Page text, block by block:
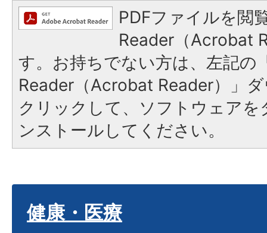
PDFファイルを閲
Reader（Acrobat
す。お持ちでない方は、左記の
Reader（Acrobat Reader）」
クリックして、ソフトウェア
ンストールしてください。
健康・医療